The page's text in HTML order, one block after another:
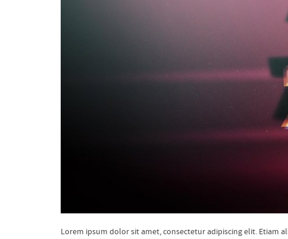
Lorem ipsum dolor sit amet, consectetur adipiscing elit. Etiam